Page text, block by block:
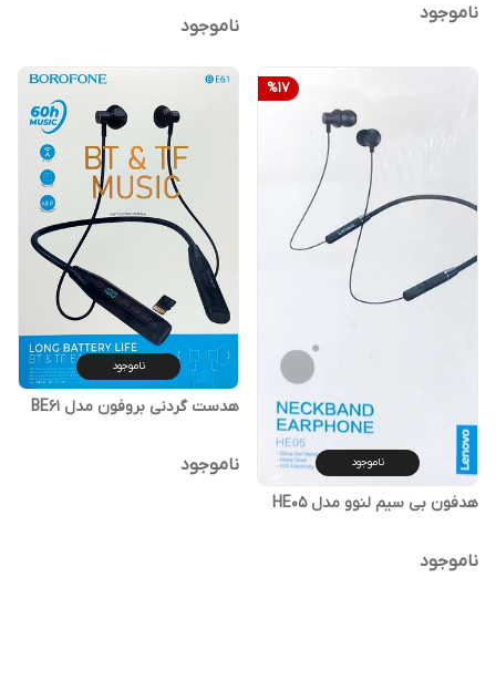
ناموجود
ناموجود
%17
ناموجود
هدفون بی سیم لنوو مدل HE05
ناموجود
ناموجود
هدست گردنی بروفون مدل BE61
ناموجود